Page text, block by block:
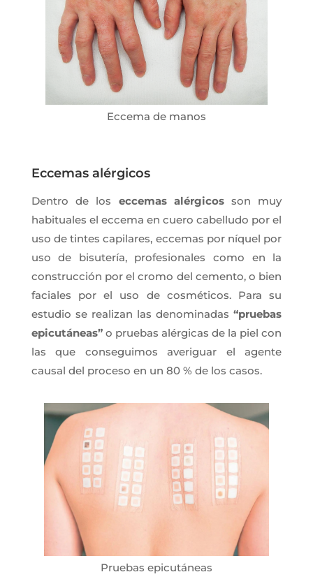
Eccema de manos
Eccemas alérgicos
Dentro de los eccemas alérgicosson muy
habituales el eccema en cuero cabelludo por el
uso de tintes capilares, eccemas por níquel por
uso de bisutería, profesionales como en la
construcción por el cromo del cemento, o bien
faciales por el uso de cosméticos. Para su
estudio se realizan las denominadas“pruebas
epicutáneas”o pruebas alérgicas de la piel con
las que conseguimos averiguar el agente
causal del proceso en un 80 % de los casos.
Pruebas epicutáneas